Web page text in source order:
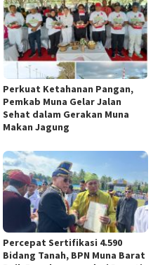
Perkuat Ketahanan Pangan,
Pemkab Muna Gelar Jalan
Sehat dalam Gerakan Muna
Makan Jagung
Percepat Sertifikasi 4.590
Bidang Tanah, BPN Muna Barat